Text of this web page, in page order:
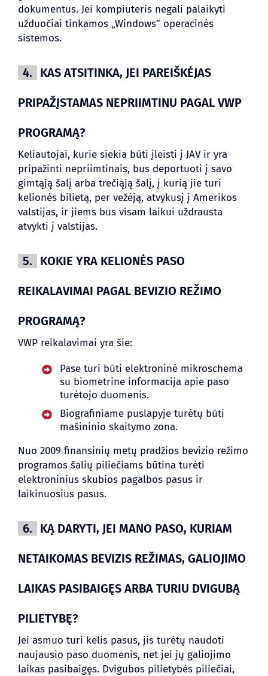
dokumentus. Jei kompiuteris negali palaikyti
užduočiai tinkamos „Windows” operacinės
sistemos.
4. KAS ATSITINKA, JEI PAREIŠKĖJAS
PRIPAŽĮSTAMAS NEPRIIMTINU PAGAL VWP
PROGRAMĄ?
Keliautojai, kurie siekia būti įleisti į JAV ir yra
pripažinti nepriimtinais, bus deportuoti į savo
gimtąją šalį arba trečiąją šalį, į kurią jie turi
kelionės bilietą, per vežėją, atvykusį į Amerikos
valstijas, ir jiems bus visam laikui uždrausta
atvykti į valstijas.
5. KOKIE YRA KELIONĖS PASO
REIKALAVIMAI PAGAL BEVIZIO REŽIMO
PROGRAMĄ?
VWP reikalavimai yra šie:
Pase turi būti elektroninė mikroschema
su biometrine informacija apie paso
turėtojo duomenis.
Biografiniame puslapyje turėtų būti
mašininio skaitymo zona.
Nuo 2009 finansinių metų pradžios bevizio režimo
programos šalių piliečiams būtina turėti
elektroninius skubios pagalbos pasus ir
laikinuosius pasus.
6. KĄ DARYTI, JEI MANO PASO, KURIAM
NETAIKOMAS BEVIZIS REŽIMAS, GALIOJIMO
LAIKAS PASIBAIGĘS ARBA TURIU DVIGUBĄ
PILIETYBĘ?
Jei asmuo turi kelis pasus, jis turėtų naudoti
naujausio paso duomenis, net jei jų galiojimo
laikas pasibaigęs. Dvigubos pilietybės piliečiai,